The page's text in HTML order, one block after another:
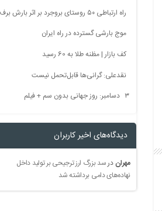
موج بارشی گسترده در راه ایران
کف بازار | مظنه طلا به 60 رسید
نقدعلی: گرانی‌ها قابل‌تحمل نیست
۳ دسامبر: روز جهانی بدون سم + فیلم
دیدگاه‌های اخیر کاربران
مهراندرسد بزرگ ارز ترجیحی بر تولید داخل
نهاده‌های دامی برداشته شد